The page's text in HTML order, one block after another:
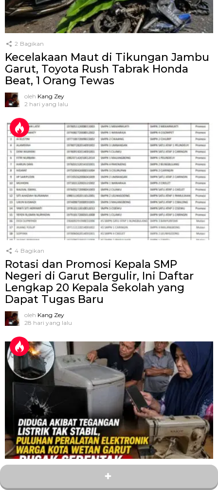
2 Bagikan
Kecelakaan Maut di Tikungan Jambu
Garut, Toyota Rush Tabrak Honda
Beat, 1 Orang Tewas
oleh Kang Zey
2 hari yang lalu
4 Bagikan
Rotasi dan Promosi Kepala SMP
Negeri di Garut Bergulir, Ini Daftar
Lengkap 20 Kepala Sekolah yang
Dapat Tugas Baru
oleh Kang Zey
28 hari yang lalu
Diduga Akibat Tegangan Listrik Tak